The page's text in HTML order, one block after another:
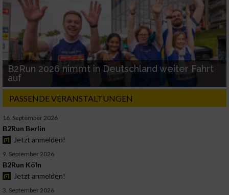
B2Run 2026 nimmt in Deutschland weiter Fahrt
auf
PASSENDE VERANSTALTUNGEN
16. September 2026
B2Run Berlin
Jetzt anmelden!
9. September 2026
B2Run Köln
Jetzt anmelden!
3. September 2026